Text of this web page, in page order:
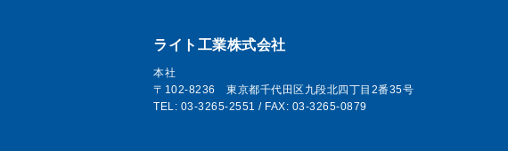
ライト工業株式会社
本社
〒102-8236 東京都千代田区九段北四丁目2番35号
TEL: 03-3265-2551 / FAX: 03-3265-0879